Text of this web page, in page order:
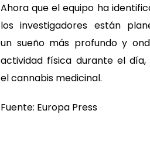
Ahora que el equipo ha
los investigadores están
un sueño más profundo y
actividad física durante el
el cannabis medicinal.
Fuente: Europa Press